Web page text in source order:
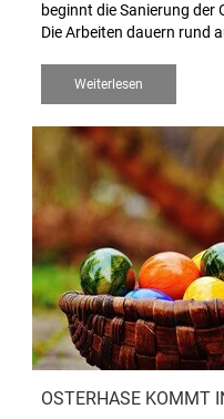
beginnt die Sanierung
Die Arbeiten dauern rund
Weiterlesen
OSTERHASE KOMMT